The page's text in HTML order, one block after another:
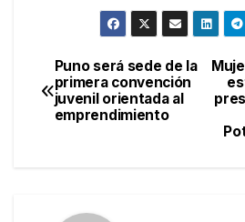
Navegación
de
Puno será sede de la
primera convención
juvenil orientada al
emprendimiento